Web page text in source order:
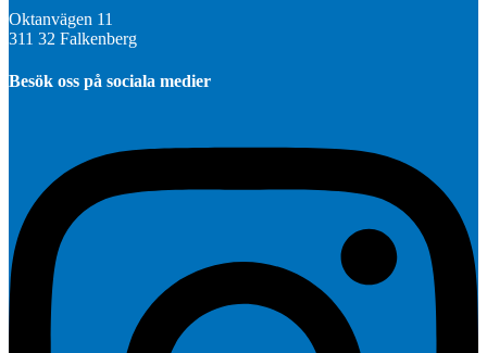
Oktanvägen 11
311 32 Falkenberg
Besök oss på sociala medier